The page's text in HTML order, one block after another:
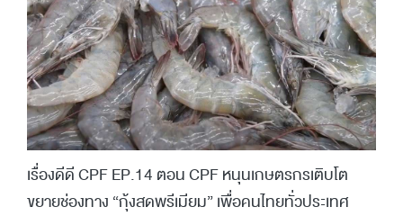
เรื่องดีดี CPF EP.14 ตอน CPF หนุนเกษตรกรเติบโต
ขยายช่องทาง “กุ้งสดพรีเมียม” เพื่อคนไทยทั่วประเทศ